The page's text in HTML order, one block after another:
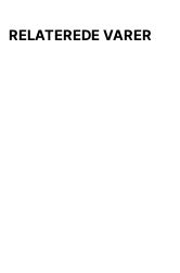
RELATEREDE VARER